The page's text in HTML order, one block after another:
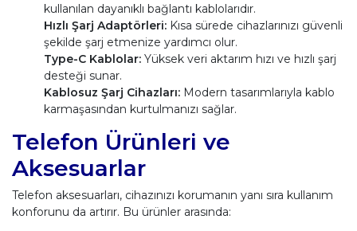
kullanılan dayanıklı bağlantı kablolarıdır.
Hızlı Şarj Adaptörleri: Kısa sürede cihazlarınızı güvenli
şekilde şarj etmenize yardımcı olur.
Type-C Kablolar: Yüksek veri aktarım hızı ve hızlı şarj
desteği sunar.
Kablosuz Şarj Cihazları: Modern tasarımlarıyla kablo
karmaşasından kurtulmanızı sağlar.
Telefon Ürünleri ve
Aksesuarlar
Telefon aksesuarları, cihazınızı korumanın yanı sıra kullanım
konforunu da artırır. Bu ürünler arasında: